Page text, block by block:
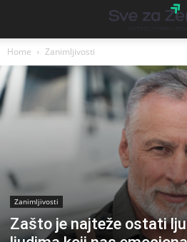
Home Zanimljivosti
Zanimljivosti
Zašto je najteže ostati